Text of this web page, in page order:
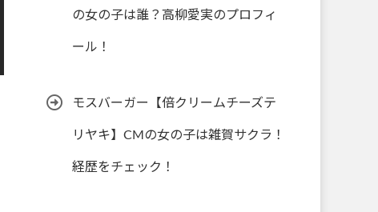
の女の子は誰？高柳愛実のプロフィ
ール！
モスバーガー【倍クリームチーズテ
リヤキ】CMの女の子は雑賀サクラ！
経歴をチェック！